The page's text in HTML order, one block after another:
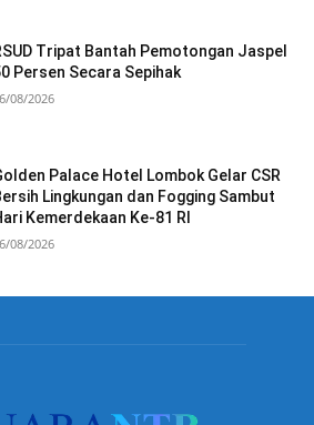
Tripat Bantah Pemotongan Jaspel
Persen Secara Sepihak
08/2026
Palace Hotel Lombok Gelar CSR
Lingkungan dan Fogging Sambut
Kemerdekaan Ke-81 RI
08/2026